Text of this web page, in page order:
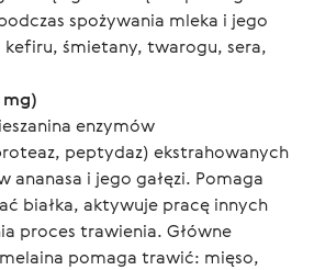
spożywania mleka i jego
śmietany, twarogu, sera,
mg)
enzymów
peptydaz) ekstrahowanych
ananasa i jego gałęzi. Pomaga
białka, aktywuje pracę innych
proces trawienia. Główne
pomaga trawić: mięso,